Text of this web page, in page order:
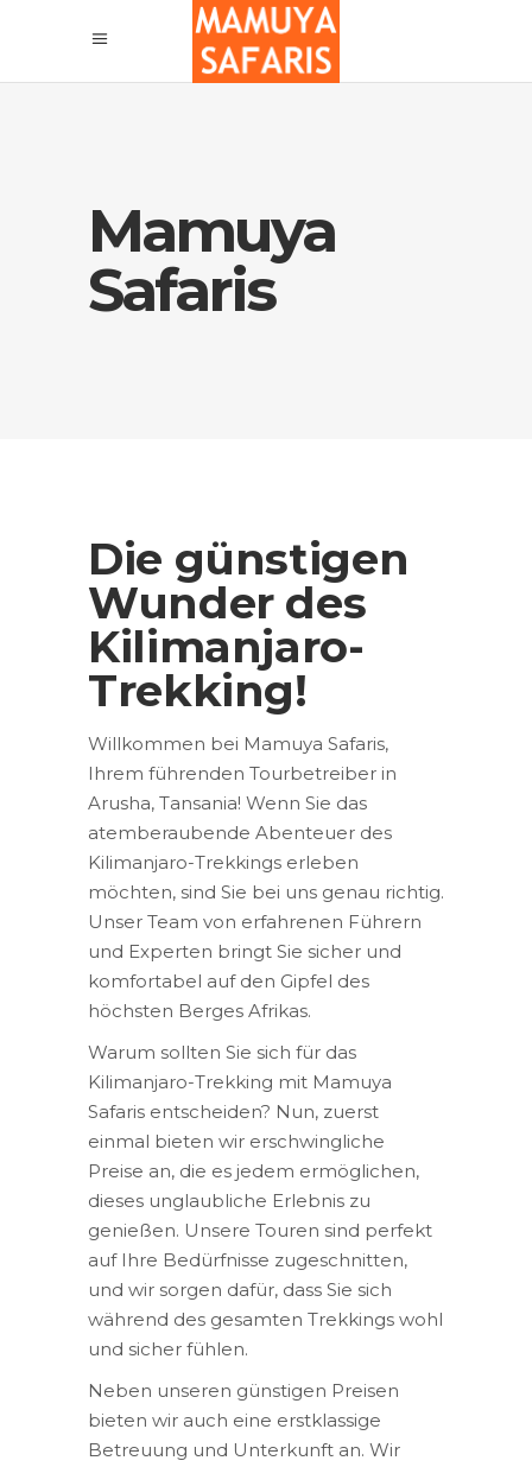
Mamuya
Safaris
Die günstigen
Wunder des
Kilimanjaro-
Trekking!
Willkommen bei Mamuya Safaris,
Ihrem führenden Tourbetreiber in
Arusha, Tansania! Wenn Sie das
atemberaubende Abenteuer des
Kilimanjaro-Trekkings erleben
möchten, sind Sie bei uns genau richtig.
Unser Team von erfahrenen Führern
und Experten bringt Sie sicher und
komfortabel auf den Gipfel des
höchsten Berges Afrikas.
Warum sollten Sie sich für das
Kilimanjaro-Trekking mit Mamuya
Safaris entscheiden? Nun, zuerst
einmal bieten wir erschwingliche
Preise an, die es jedem ermöglichen,
dieses unglaubliche Erlebnis zu
genießen. Unsere Touren sind perfekt
auf Ihre Bedürfnisse zugeschnitten,
und wir sorgen dafür, dass Sie sich
während des gesamten Trekkings wohl
und sicher fühlen.
Neben unseren günstigen Preisen
bieten wir auch eine erstklassige
Betreuung und Unterkunft an. Wir